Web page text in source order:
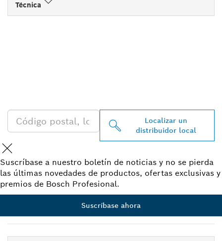
Técnica
Localizar un
distribuidor local
Suscríbase a nuestro boletín de noticias y no se pierda
las últimas novedades de productos, ofertas exclusivas y
premios de Bosch Profesional.
Suscríbase ahora